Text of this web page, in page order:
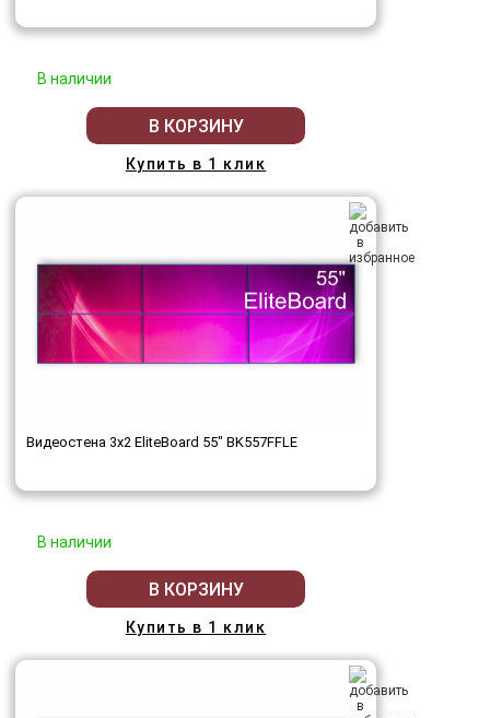
В наличии
В КОРЗИНУ
Купить в 1 клик
Видеостена 3x2 EliteBoard 55" BK557FFLE
В наличии
В КОРЗИНУ
Купить в 1 клик